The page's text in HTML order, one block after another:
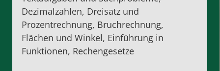
Dezimalzahlen, Dreisatz und
Prozentrechnung, Bruchrechnung,
Flächen und Winkel, Einführung in
Funktionen, Rechengesetze